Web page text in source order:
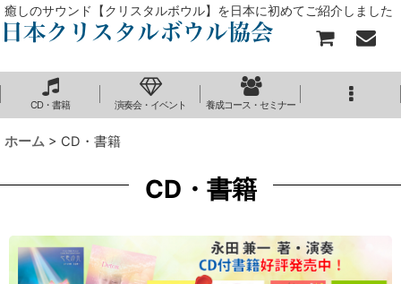
癒しのサウンド【クリスタルボウル】を日本に初めてご紹介しました
CD・書籍 演奏会・イベント 養成コース・セミナー
ホーム > CD・書籍
CD・書籍